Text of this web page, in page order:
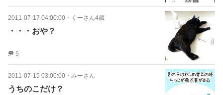
2011-07-17 04:00:00 ・ くーさん4歳
・・・おや？
5
2011-07-15 03:00:00 ・ みーさん
うちのこだけ？